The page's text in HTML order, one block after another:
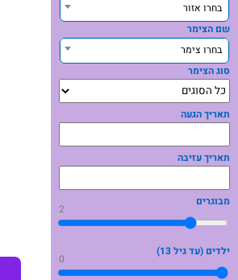
בחרו אזור
שם הצימר
בחרו צימר
סוג הצימר
תאריך הגעה
תאריך עזיבה
מבוגרים
2
ילדים (עד גיל 13)
0